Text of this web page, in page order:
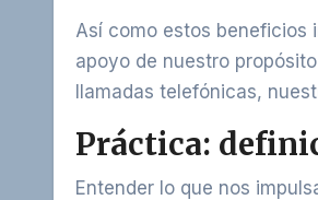
Así como estos beneficios
apoyo de nuestro
llamadas telefónicas,
Práctica:
Entender lo que nos